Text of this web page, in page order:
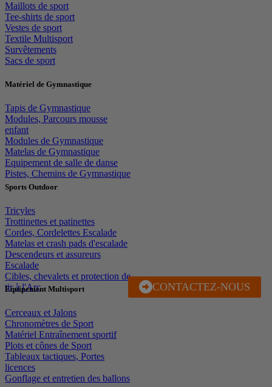
J'EN PROFITE
CONTACTEZ-NOUS
Maillots de sport
Tee-shirts de sport
Vestes de sport
Textile Multisport
Survêtements
Sacs de sport
Matériel de Gymnastique
Tapis de Gymnastique
Modules, Parcours mousse
enfant
Modules de Gymnastique
Matelas de Gymnastique
Equipement de salle de danse
Pistes, Chemins de Gymnastique
Sports Outdoor
Tricyles
Trottinettes et patinettes
Cordes, Cordelettes Escalade
Matelas et crash pads d'escalade
Descendeurs et assureurs
Escalade
Cibles, chevalets et protection de
tir à l'Arc
Equipement Multisport
Cerceaux et Jalons
Chronomètres de Sport
Matériel Entraînement sportif
Plots et cônes de Sport
Tableaux tactiques, Portes
licences
Gonflage et entretien des ballons